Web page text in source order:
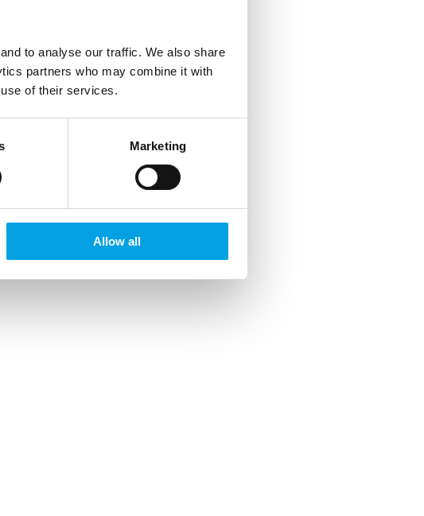
to analyse our traffic. We also share
partners who may combine it with
of their services.
Marketing
Allow all